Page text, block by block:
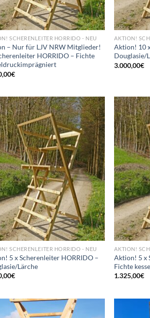
SCHERENLEITER HORRIDO - NEU
– Nur für LJV NRW Mitglieder!
HORRIDO – Fichte
€
AKTION!
Aktion! 10
Douglasie/
3.000,00€
Add to
wishlist
SCHERENLEITER HORRIDO - NEU
5 x Scherenleiter HORRIDO –
Lärche
€
AKTION!
Aktion! 5 x
Fichte
1.325,00€